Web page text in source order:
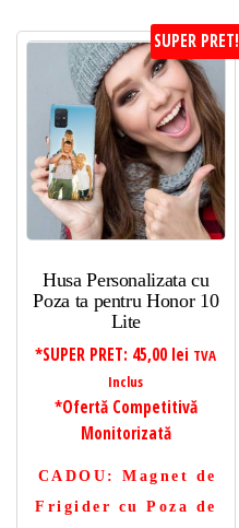
SUPER PRET!
Husa Personalizata cu
Poza ta pentru Honor 10
Lite
*SUPER PRET: 45,00 lei TVA
Inclus
*Ofertă Competitivă
Monitorizată
CADOU : Magnet de
Frigider cu Poza de